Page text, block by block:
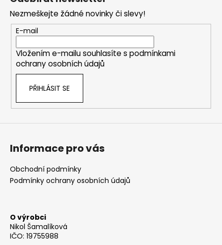
Nezmeškejte žádné novinky či slevy!
E-mail
Vložením e-mailu souhlasíte s podmínkami
ochrany osobních údajů
PŘIHLÁSIT SE
Informace pro vás
Obchodní podmínky
Podmínky ochrany osobních údajů
O výrobci
Nikol Šamalíková
IČO: 19755988